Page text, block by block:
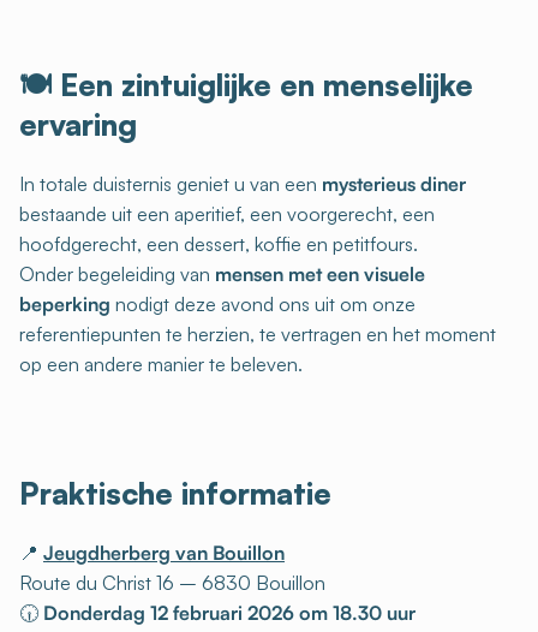
🍽️ Een zintuiglijke en menselijke
ervaring
In totale duisternis geniet u van een mysterieus diner
bestaande uit een aperitief, een voorgerecht, een
hoofdgerecht, een dessert, koffie en petitfours.
Onder begeleiding van mensen met een visuele
beperking nodigt deze avond ons uit om onze
referentiepunten te herzien, te vertragen en het moment
op een andere manier te beleven.
Praktische informatie
📍 Jeugdherberg van Bouillon
Route du Christ 16 – 6830 Bouillon
🕡 Donderdag 12 februari 2026 om 18.30 uur